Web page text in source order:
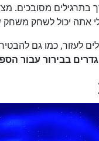
בתרגילים מסובכים.
אתה יכול לשחק משחק
לעזור, כמו גם
בבירור עבור